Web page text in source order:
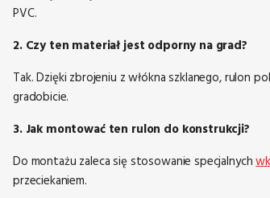
PVC.
2. Czy ten materiał jest odporny na grad?
Tak. Dzięki zbrojeniu z włókna szklanego, rulon
gradobicie.
3. Jak montować ten rulon do konstrukcji?
Do montażu zaleca się stosowanie specjalnych
przeciekaniem.